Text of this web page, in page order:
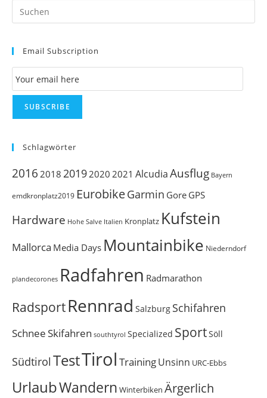
Email Subscription
Email Subscription
SUBSCRIBE
Schlagwörter
2016 2018 20192020 2021 AlcudiaAusflug Bayern
emdkronplatz2019 EurobikeGarmin Gore GPS
Hardware Hohe Salve Italien Kronplatz Kufstein
Mallorca Media Days Mountainbike Niederndorf
plandecorones Radfahren Radmarathon
RadsportRennrad Salzburg Schifahren
Schnee Skifahren southtyrol Specialized SportSöll
Südtirol TestTirol TrainingUnsinn URC-Ebbs
UrlaubWandern Winterbiken Ärgerlich